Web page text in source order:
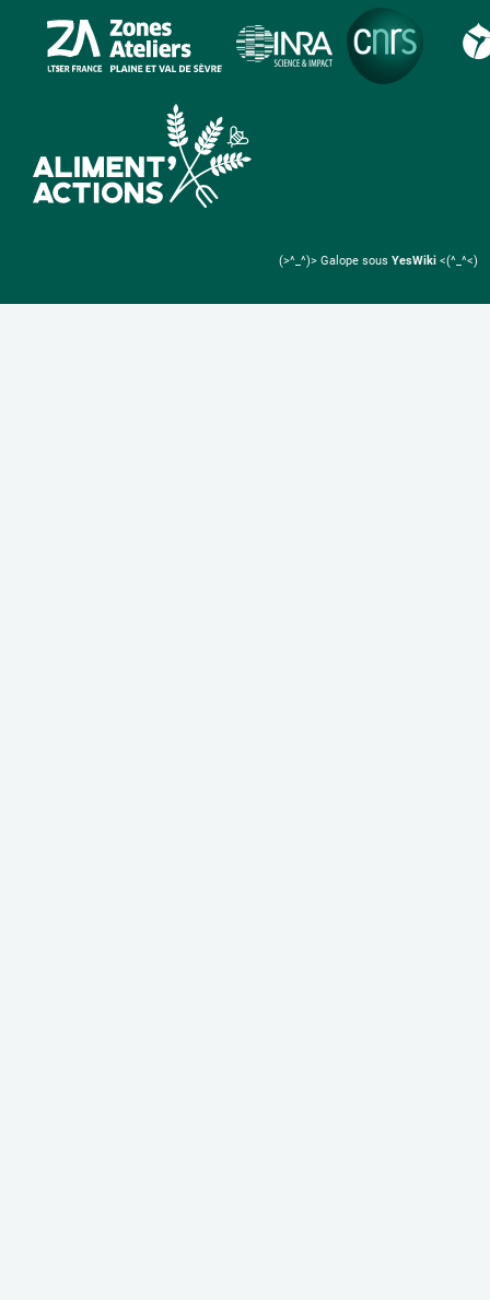
(>^_^)> Galope sous YesWiki<(^_^<)